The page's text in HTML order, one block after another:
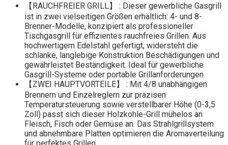
【RAUCHFREIER GRILL】 : Dieser gewerbliche Gasgrill
ist in zwei vielseitigen Größen erhältlich: 4- und 8-
Brenner-Modelle, konzipiert als professioneller
Tischgasgrill für effizientes rauchfreies Grillen. Aus
hochwertigem Edelstahl gefertigt, widersteht die
schlanke, langlebige Konstruktion Beschädigungen und
gewährleistet Beständigkeit. Ideal für gewerbliche
Gasgrill-Systeme oder portable Grillanforderungen
【ZWEI HAUPTVORTEILE】 : Mit 4/8 unabhängigen
Brennern und Einzelreglern zur präzisen
Temperatursteuerung sowie verstellbarer Höhe (0-3,5
Zoll) passt sich dieser Holzkohle-Grill mühelos an
Fleisch, Fisch oder Gemüse an. Das Strahlgrillsystem
und abnehmbare Platten optimieren die Aromaverteilung